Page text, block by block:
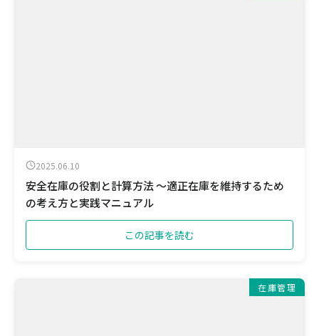
2025.06.10
安全在庫の役割と計算方法 ～適正在庫を維持するため
の考え方と実践マニュアル
この記事を読む
在庫管理